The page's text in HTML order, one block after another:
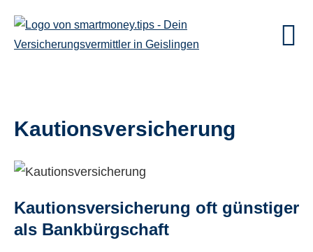
Kautionsversicherung
Kautionsversicherung oft günstiger
als Bankbürgschaft